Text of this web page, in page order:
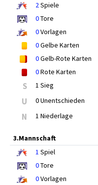
2Spiele
0Tore
0Vorlagen
0Gelbe Karten
0Gelb-Rote Karten
0Rote Karten
S 1 Sieg
U 0 Unentschieden
N 1 Niederlage
3.Mannschaft
1 Spiel
0Tore
0Vorlagen